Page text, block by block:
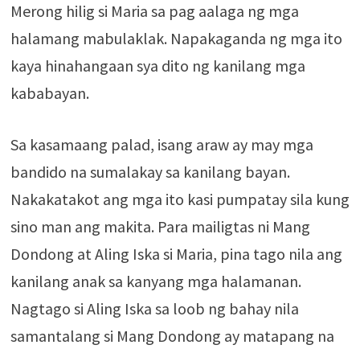
Merong hilig si Maria sa pag aalaga ng mga
halamang mabulaklak. Napakaganda ng mga ito
kaya hinahangaan sya dito ng kanilang mga
kababayan.
Sa kasamaang palad, isang araw ay may mga
bandido na sumalakay sa kanilang bayan.
Nakakatakot ang mga ito kasi pumpatay sila kung
sino man ang makita. Para mailigtas ni Mang
Dondong at Aling Iska si Maria, pina tago nila ang
kanilang anak sa kanyang mga halamanan.
Nagtago si Aling Iska sa loob ng bahay nila
samantalang si Mang Dondong ay matapang na